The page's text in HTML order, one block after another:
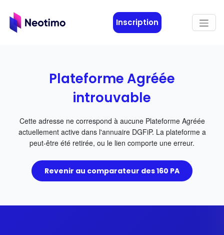
Inscription
Plateforme Agréée
introuvable
Cette adresse ne correspond à aucune Plateforme Agréée
actuellement active dans l'annuaire DGFiP. La plateforme a
peut-être été retirée, ou le lien comporte une erreur.
Revenir au comparateur des 160 PA